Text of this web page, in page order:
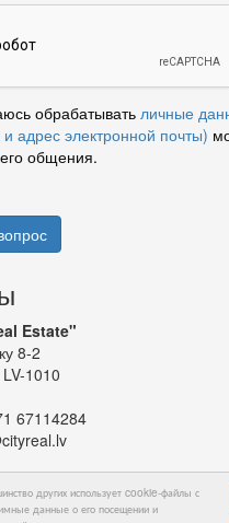
других использует cookie-файлы с
данные о его посещении и
обрабатывать личные
адрес электронной почты)
общения.
Estate"
8-2
1010
67114284